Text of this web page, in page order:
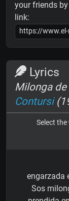
your friends
link:
Lyrics
Milonga
Contursi
Select
engarzada
Sos